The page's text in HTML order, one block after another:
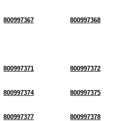
800997367 800997368
800997371 800997372
800997374 800997375
800997377 800997378